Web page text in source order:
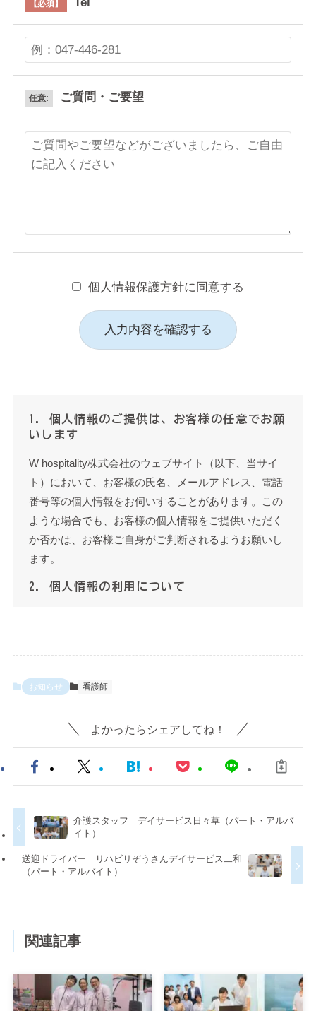
【必須】
任意: ご質問・ご要望
個人情報保護方針に同意する
1. 個人情報のご提供は、お客様の任意でお願
いします
W hospitality株式会社のウェブサイト（以下、当サイ
ト）において、お客様の氏名、メールアドレス、電話
番号等の個人情報をお伺いすることがあります。この
ような場合でも、お客様の個人情報をご提供いただく
か否かは、お客様ご自身がご判断されるようお願いし
ます。
2. 個人情報の利用について
や品質向上、(3) 商品・サービス・催し物のご案内、
囲内で、具体的な業務に応じて権限を有する者が、業
3. 原則として、お客様の個人情報を第三者に
当サイトがお客様からご提供いただいた個人情報は、
得ることなく、第三者に開示することはありません。
令別の統計など）で開示する場合
（3）法令等により要求された場合
4. 法令を遵守します
当サイトは、個人情報の保護に関する日本の法令およ
お知らせ 看護師
よかったらシェアしてね！
介護スタッフ デイサービス日々草（パート・アルバ
イト）
送迎ドライバー リハビリぞうさんデイサービス二和
（パート・アルバイト）
関連記事